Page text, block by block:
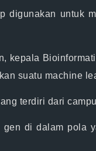
digunakan untuk
kepala
suatu machine
terdiri dari
di dalam pola